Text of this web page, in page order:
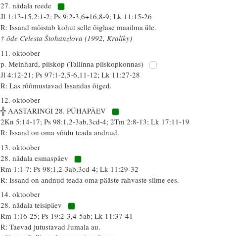
27. nädala reede
Jl 1:13-15,2:1-2; Ps 9:2-3,6+16,8-9; Lk 11:15-26
R: Issand mõistab kohut selle õiglase maailma üle.
† õde Celesta Štohanzlova (1992, Kraliky)
11. oktoober
p. Meinhard, piiskop (Tallinna piiskopkonnas)
Jl 4:12-21; Ps 97:1-2,5-6,11-12; Lk 11:27-28
R: Las rõõmustavad Issandas õiged.
12. oktoober
╬ AASTARINGI 28. PÜHAPÄEV
2Kn 5:14-17; Ps 98:1,2-3ab,3cd-4; 2Tm 2:8-13; Lk 17:11-19
R: Issand on oma võidu teada andnud.
13. oktoober
28. nädala esmaspäev
Rm 1:1-7; Ps 98:1,2-3ab,3cd-4; Lk 11:29-32
R: Issand on andnud teada oma pääste rahvaste silme ees.
14. oktoober
28. nädala teisipäev
Rm 1:16-25; Ps 19:2-3,4-5ab; Lk 11:37-41
R: Taevad jutustavad Jumala au.